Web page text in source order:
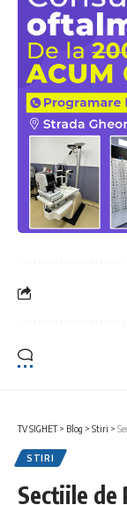
TV SIGHET> Blog > Stiri >
STIRI
Secțiile de